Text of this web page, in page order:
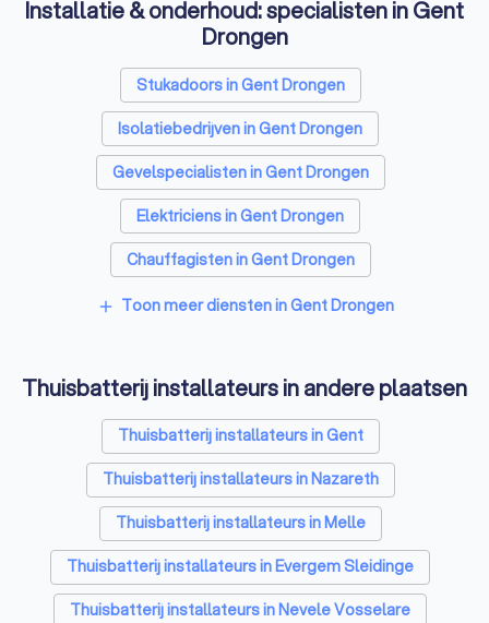
Installatie & onderhoud: specialisten in Gent
Drongen
Stukadoors in Gent Drongen
Isolatiebedrijven in Gent Drongen
Gevelspecialisten in Gent Drongen
Elektriciens in Gent Drongen
Chauffagisten in Gent Drongen
add Toon meer diensten in Gent Drongen
Thuisbatterij installateurs in andere plaatsen
Thuisbatterij installateurs in Gent
Thuisbatterij installateurs in Nazareth
Thuisbatterij installateurs in Melle
Thuisbatterij installateurs in Evergem Sleidinge
Thuisbatterij installateurs in Nevele Vosselare